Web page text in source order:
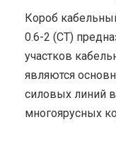
Короб
0.6-2 (СТ)
участков
являются
силовых линий
многоярусных